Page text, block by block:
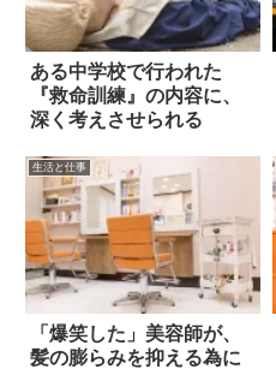
ある中学校で行われた
『救命訓練』の内容に、
深く考えさせられる
生活と仕事
「爆笑した」美容師が、
髪の膨らみを抑える為に